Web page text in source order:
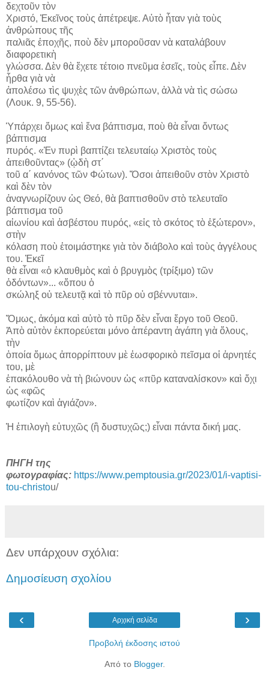
δεχτοῦν τὸν
Χριστό, Ἐκεῖνος τοὺς ἀπέτρεψε. Αὐτὸ ἦταν γιὰ τοὺς
ἀνθρώπους τῆς
παλιᾶς ἐποχῆς, ποὺ δὲν μποροῦσαν νὰ καταλάβουν
διαφορετικὴ
γλώσσα. Δὲν θὰ ἔχετε τέτοιο πνεῦμα ἐσεῖς, τοὺς εἶπε. Δὲν
ἦρθα γιὰ νὰ
ἀπολέσω τὶς ψυχὲς τῶν ἀνθρώπων, ἀλλὰ νὰ τὶς σώσω
(Λουκ. 9, 55-56).
Ὑπάρχει ὅμως καὶ ἕνα βάπτισμα, ποὺ θὰ εἶναι ὄντως
βάπτισμα
πυρός. «Ἐν πυρὶ βαπτίζει τελευταίῳ Χριστὸς τοὺς
ἀπειθοῦντας» (ᾠδὴ στ΄
τοῦ α΄ κανόνος τῶν Φώτων). Ὅσοι ἀπειθοῦν στὸν Χριστὸ
καὶ δὲν τὸν
ἀναγνωρίζουν ὡς Θεό, θὰ βαπτισθοῦν στὸ τελευταῖο
βάπτισμα τοῦ
αἰωνίου καὶ ἀσβέστου πυρός, «εἰς τὸ σκότος τὸ ἐξώτερον»,
στὴν
κόλαση ποὺ ἑτοιμάστηκε γιὰ τὸν διάβολο καὶ τοὺς ἀγγέλους
του. Ἐκεῖ
θὰ εἶναι «ὁ κλαυθμὸς καὶ ὁ βρυγμὸς (τρίξιμο) τῶν
ὀδόντων»... «ὅπου ὁ
σκώληξ οὐ τελευτᾷ καὶ τὸ πῦρ οὐ σβέννυται».
Ὅμως, ἀκόμα καὶ αὐτὸ τὸ πῦρ δὲν εἶναι ἔργο τοῦ Θεοῦ.
Ἀπὸ αὐτὸν ἐκπορεύεται μόνο ἀπέραντη ἀγάπη γιὰ ὅλους,
τὴν
ὁποία ὅμως ἀπορρίπτουν μὲ ἑωσφορικὸ πεῖσμα οἱ ἀρνητές
του, μὲ
ἐπακόλουθο νὰ τὴ βιώνουν ὡς «πῦρ καταναλίσκον» καὶ ὄχι
ὡς «φῶς
φωτίζον καὶ ἁγιάζον».
Ἡ ἐπιλογὴ εὐτυχῶς (ἢ δυστυχῶς;) εἶναι πάντα δική μας.
ΠΗΓΗ της
φωτογραφίας: https://www.pemptousia.gr/2023/01/i-vaptisi-
tou-christou/
Δεν υπάρχουν σχόλια:
Δημοσίευση σχολίου
‹ ›
Αρχική σελίδα
Προβολή έκδοσης ιστού
Από το Blogger.